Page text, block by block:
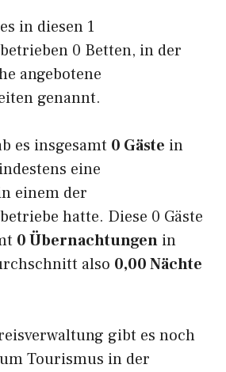
in diesen 1
0 Betten, in der
angebotene
genannt.
es insgesamt 0 Gäste in
eine
einem der
hatte. Diese 0 Gäste
0 Übernachtungen in
also 0,00 Nächte
gibt es noch
Tourismus in der